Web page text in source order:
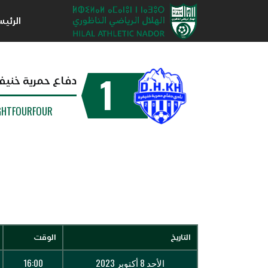
1 دفاع حمرية
التاريخ الوقت
الأحد 8 أكتوبر 2023 16:00